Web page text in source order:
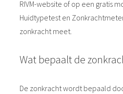
RIVM-website of op een gratis
Huidtypetest en
zonkracht meet.
Wat bepaalt de
De zonkracht wordt bepaald